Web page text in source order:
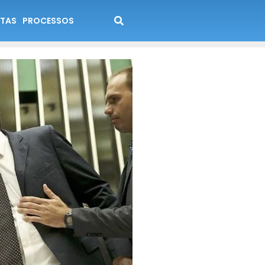
PROCESSOS